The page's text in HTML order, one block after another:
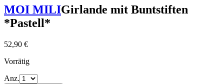
MOI MILIGirlande mit Buntstiften
*Pastell*
52,90 €
Vorrätig
Anz.